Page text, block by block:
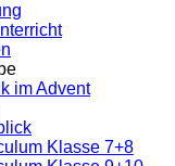
im Advent
Klasse 7+8